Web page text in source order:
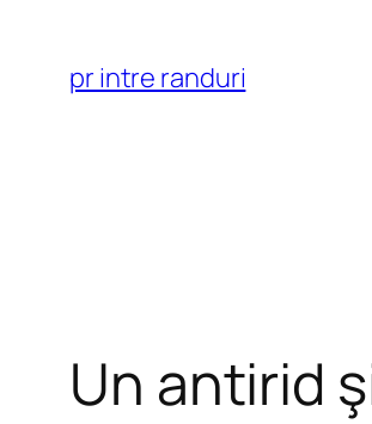
content
pr intre randuri
Un antirid